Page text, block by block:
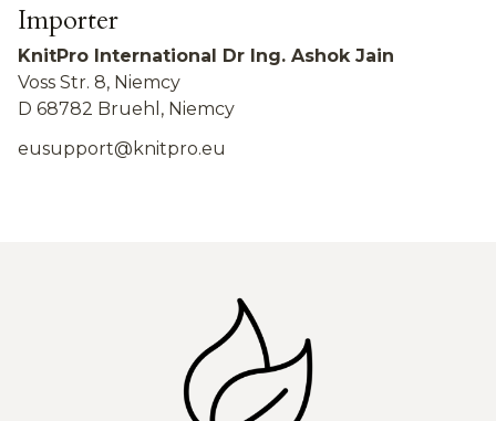
Importer
KnitPro International Dr Ing. Ashok Jain
Voss Str. 8, Niemcy
D 68782 Bruehl, Niemcy
eusupport@knitpro.eu